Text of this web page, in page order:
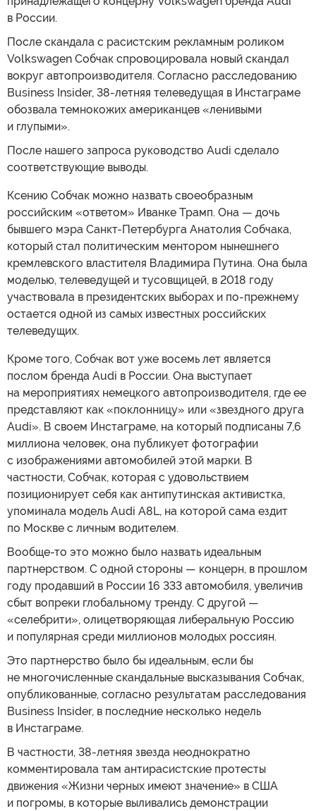
в России.
После скандала с расистским рекламным роликом
Volkswagen Собчак спровоцировала новый скандал
вокруг автопроизводителя. Согласно расследованию
Business Insider, 38-летняя телеведущая в Инстаграме
обозвала темнокожих американцев «ленивыми
и глупыми».
После нашего запроса руководство Audi сделало
соответствующие выводы.
Ксению Собчак можно назвать своеобразным
российским «ответом» Иванке Трамп. Она — дочь
бывшего мэра Санкт-Петербурга Анатолия Собчака,
который стал политическим ментором нынешнего
кремлевского властителя Владимира Путина. Она была
моделью, телеведущей и тусовщицей, в 2018 году
участвовала в президентских выборах и по-прежнему
остается одной из самых известных российских
телеведущих.
Кроме того, Собчак вот уже восемь лет является
послом бренда Audi в России. Она выступает
на мероприятиях немецкого автопроизводителя, где ее
представляют как «поклонницу» или «звездного друга
Audi». В своем Инстаграме, на который подписаны 7,6
миллиона человек, она публикует фотографии
с изображениями автомобилей этой марки. В
частности, Собчак, которая с удовольствием
позиционирует себя как антипутинская активистка,
упоминала модель Audi A8L, на которой сама ездит
по Москве с личным водителем.
Вообще-то это можно было назвать идеальным
партнерством. С одной стороны — концерн, в прошлом
году продавший в России 16 333 автомобиля, увеличив
сбыт вопреки глобальному тренду. С другой —
«селебрити», олицетворяющая либеральную Россию
и популярная среди миллионов молодых россиян.
Это партнерство было бы идеальным, если бы
не многочисленные скандальные высказывания Собчак,
опубликованные, согласно результатам расследования
Business Insider, в последние несколько недель
в Инстаграме.
В частности, 38-летняя звезда неоднократно
комментировала там антирасистские протесты
движения «Жизни черных имеют значение» в США
и погромы, в которые выливались демонстрации